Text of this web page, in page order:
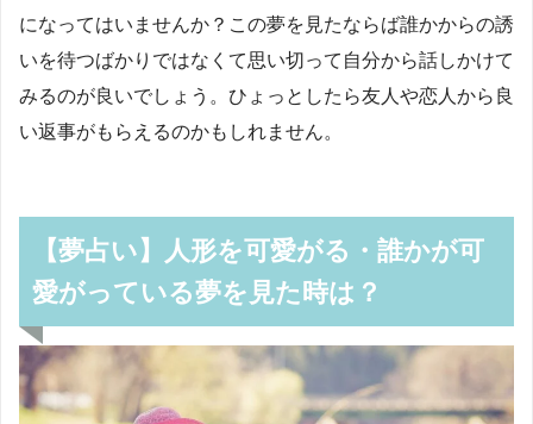
になってはいませんか？この夢を見たならば誰かからの誘
いを待つばかりではなくて思い切って自分から話しかけて
みるのが良いでしょう。ひょっとしたら友人や恋人から良
い返事がもらえるのかもしれません。
【夢占い】人形を可愛がる・誰かが可
愛がっている夢を見た時は？